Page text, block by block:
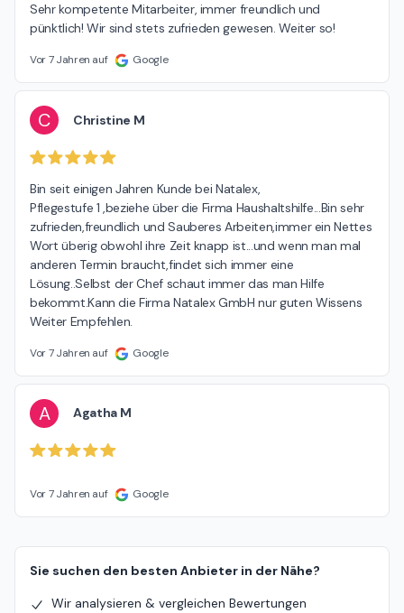
Sehr kompetente Mitarbeiter, immer freundlich und
pünktlich! Wir sind stets zufrieden gewesen. Weiter so!
Vor 7 Jahren auf Google
C Christine M
Bin seit einigen Jahren Kunde bei Natalex,
Pflegestufe 1 ,beziehe über die Firma Haushaltshilfe...Bin sehr
zufrieden,freundlich und Sauberes Arbeiten,immer ein Nettes
Wort überig obwohl ihre Zeit knapp ist...und wenn man mal
anderen Termin braucht,findet sich immer eine
Lösung..Selbst der Chef schaut immer das man Hilfe
bekommt.Kann die Firma Natalex GmbH nur guten Wissens
Weiter Empfehlen.
Vor 7 Jahren auf Google
A Agatha M
Vor 7 Jahren auf Google
Sie suchen den besten Anbieter in der Nähe?
Wir analysieren & vergleichen Bewertungen